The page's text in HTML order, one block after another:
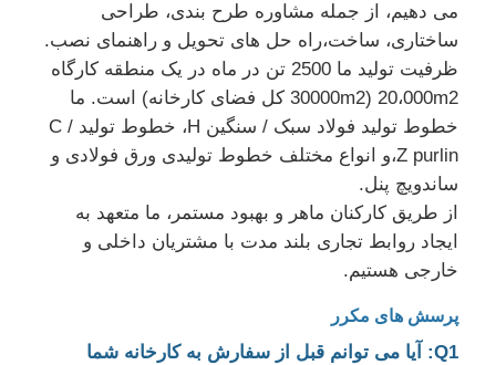
می دهیم، از جمله مشاوره طرح بندی، طراحی
ساختاری، ساخت،راه حل های تحویل و راهنمای نصب.
ظرفیت تولید ما 2500 تن در ماه در یک منطقه کارگاه
20،000m2 (30000m2 کل فضای کارخانه) است. ما
خطوط تولید فولاد سبک / سنگین H، خطوط تولید C /
Z purlin،و انواع مختلف خطوط تولیدی ورق فولادی و
ساندویچ پنل.
از طریق کارکنان ماهر و بهبود مستمر، ما متعهد به
ایجاد روابط تجاری بلند مدت با مشتریان داخلی و
خارجی هستیم.
پرسش های مکرر
Q1: آیا می توانم قبل از سفارش به کارخانه شما